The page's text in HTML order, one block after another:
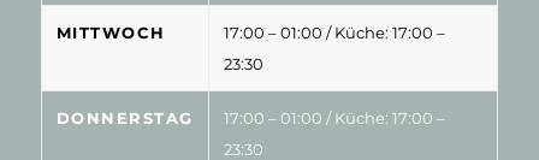
MITTWOCH 17:00 – 01:00 / Küche: 17:00 –
23:30
DONNERSTAG 17:00 – 01:00 / Küche: 17:00 –
23:30